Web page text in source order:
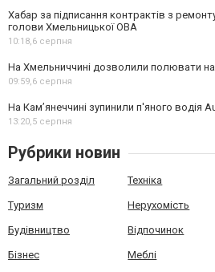
Хабар за підписання контрактів з
голови Хмельницької ОВА
10:18,6 серпня
На Хмельниччині дозволили полювати
09:59,6 серпня
На Камʼянеччині зупинили п'яного водія
13:20,5 серпня
Рубрики новин
Загальний розділ Техніка
Туризм Нерухомість
Будівництво Відпочинок
Бізнес Меблі